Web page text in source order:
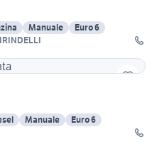
Manuale
Euro 6
Manuale
Euro 6